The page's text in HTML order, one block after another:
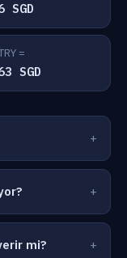
SGD
=
SGD
mi?